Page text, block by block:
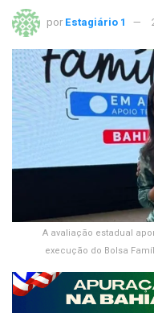
por Estagiário 1
A avaliação estadual
execução do Bolsa